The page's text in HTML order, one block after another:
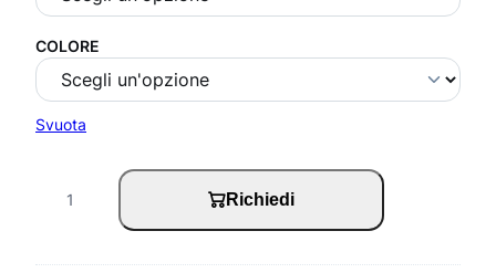
c
r
COLORE
Svuota
y
Richiedi